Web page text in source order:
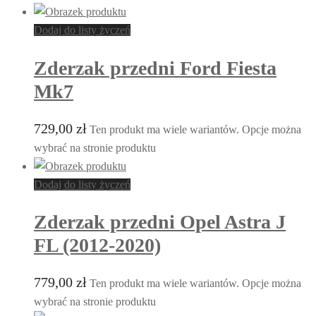
Dodaj do listy życzeń
Zderzak przedni Ford Fiesta
Mk7
729,00 zł Ten produkt ma wiele wariantów. Opcje można
wybrać na stronie produktu
Dodaj do listy życzeń
Zderzak przedni Opel Astra J
FL (2012-2020)
779,00 zł Ten produkt ma wiele wariantów. Opcje można
wybrać na stronie produktu